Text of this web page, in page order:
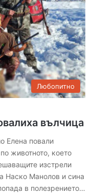
Любопитно
вълчица
Елена повали
животното, което
изстрели
Наско Манолов и сина
в полезрението…